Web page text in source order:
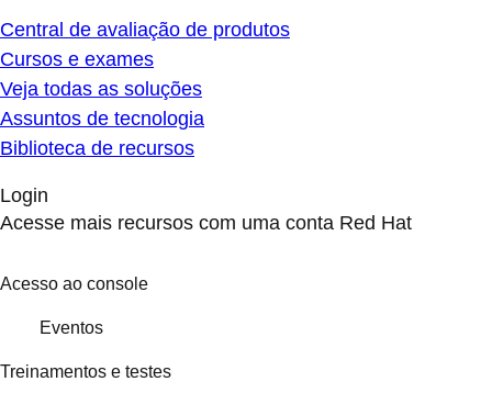
Central de avaliação de produtos
Cursos e exames
Veja todas as soluções
Assuntos de tecnologia
Biblioteca de recursos
Login
Acesse mais recursos com uma conta Red Hat
Acesso ao console
Eventos
Treinamentos e testes